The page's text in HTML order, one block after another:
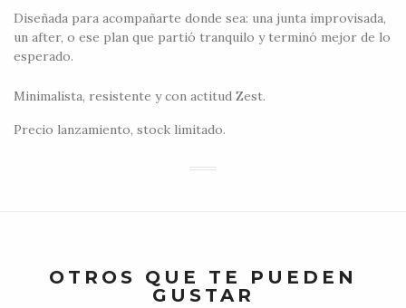
Diseñada para acompañarte donde sea: una junta improvisada,
un after, o ese plan que partió tranquilo y terminó mejor de lo
esperado.
Minimalista, resistente y con actitud Zest.
Precio lanzamiento, stock limitado.
OTROS QUE TE PUEDEN
GUSTAR